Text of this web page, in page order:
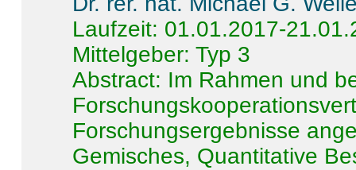
Laufzeit: 01.01.2017-
Mittelgeber: Typ 3
Abstract: Im Rahmen und
Forschungsergebnisse
Gemisches, Quantitative